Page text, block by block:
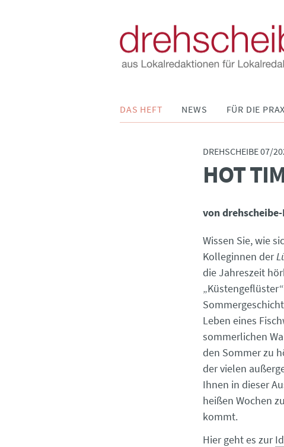
DAS HEFT NEWS FÜR DIE
DREHSCHEIBE 07/
HOT
von
Wissen Sie, wie
Kolleginnen der
die Jahreszeit
Leben eines
sommerlichen
den Sommer zu
der vielen
Ihnen in dieser
heißen Wochen
kommt.
Hier geht es zur